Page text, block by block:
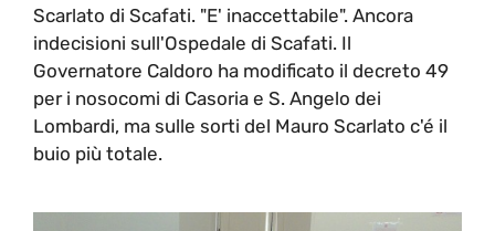
Scarlato di Scafati. "E' inaccettabile". Ancora
indecisioni sull'Ospedale di Scafati. Il
Governatore Caldoro ha modificato il decreto 49
per i nosocomi di Casoria e S. Angelo dei
Lombardi, ma sulle sorti del Mauro Scarlato c'é il
buio più totale.